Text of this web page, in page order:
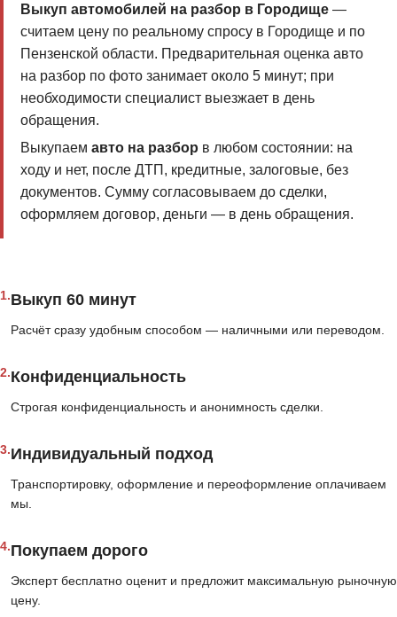
Выкуп автомобилей на разбор в Городище—
считаем цену по реальному спросу в Городище и по
Пензенской области. Предварительная оценка авто
на разбор по фото занимает около 5 минут; при
необходимости специалист выезжает в день
обращения.
Выкупаем авто на разбор в любом состоянии: на
ходу и нет, после ДТП, кредитные, залоговые, без
документов. Сумму согласовываем до сделки,
оформляем договор, деньги — в день обращения.
1.Выкуп 60 минут
Расчёт сразу удобным способом — наличными или переводом.
2.Конфиденциальность
Строгая конфиденциальность и анонимность сделки.
3.Индивидуальный подход
Транспортировку, оформление и переоформление оплачиваем
мы.
4.Покупаем дорого
Эксперт бесплатно оценит и предложит максимальную рыночную
цену.